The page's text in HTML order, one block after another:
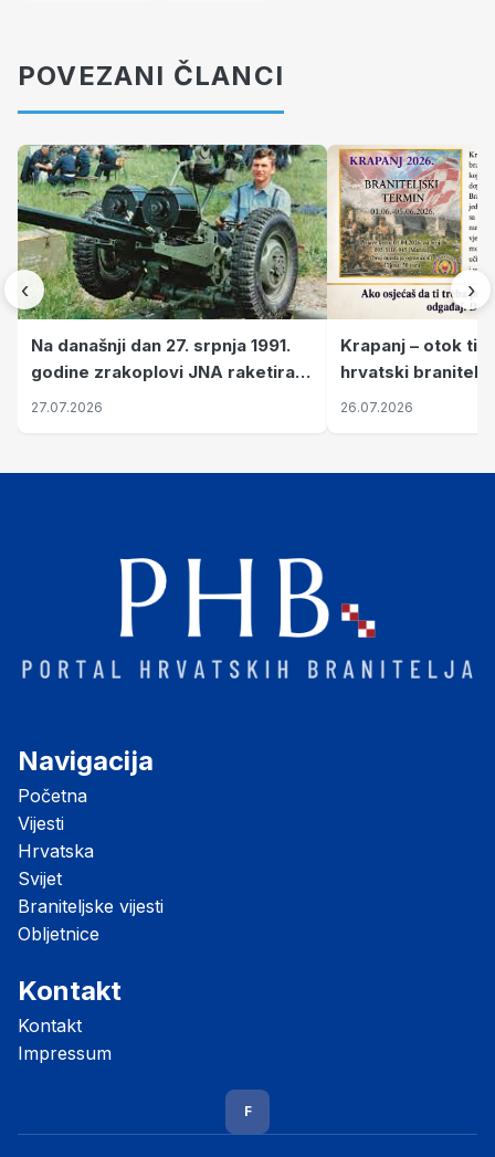
POVEZANI ČLANCI
‹
Na današnji dan 27. srpnja 1991.
godine zrakoplovi JNA raketirali
su vojarnu i obučni centar "Nikola
27.07.2026
Krapanj – otok
hrvatski branitelji
pronalaze mir
26.07.2026
›
Navigacija
Početna
Vijesti
Hrvatska
Svijet
Braniteljske vijesti
Obljetnice
Kontakt
Kontakt
Impressum
F